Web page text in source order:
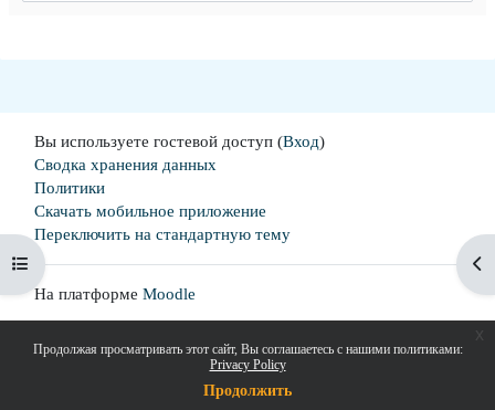
Продолжая просматривать этот сайт, Вы соглашаетесь с нашими политиками:
Privacy Policy
Продолжить
Открыть оглавление курса
Вы используете гостевой доступ (Вход)
Сводка хранения данных
Политики
Скачать мобильное приложение
Переключить на стандартную тему
На платформе Moodle